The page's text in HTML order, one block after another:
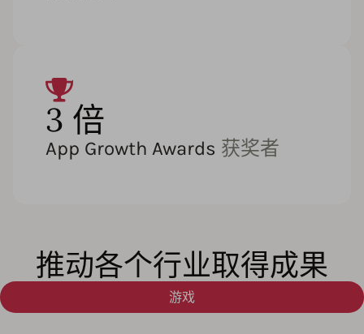
3 倍
App Growth Awards 获奖者
推动各个行业取得成果
游戏